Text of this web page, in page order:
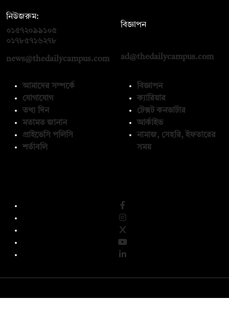
নিউজরুম:
০১৫৭২০৯৯১০৫
০১৭৮৫৭১৬২৭৮
news@thedailycampus.com
বিজ্ঞাপন
ad@thedailycampus.com
আমাদের সম্পর্কে
যোগাযোগ
তথ্য দিন
মতামত জানান
প্রাইভেসি পলিসি
শর্তাবলি
বিজ্ঞাপন
ক্যারিয়ার
টেক্সট কনভার্টার
আর্কাইভ
নামাজ, সেহরি, ইফতারের
সময়